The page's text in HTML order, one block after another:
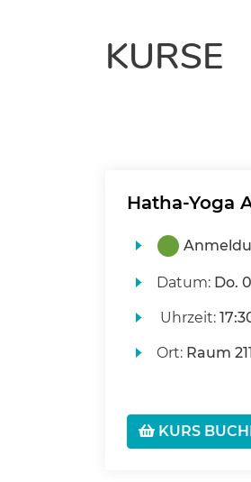
KURSE
Hatha-Yoga
Datum: Do.
Uhrzeit:
Ort: Raum
KURS